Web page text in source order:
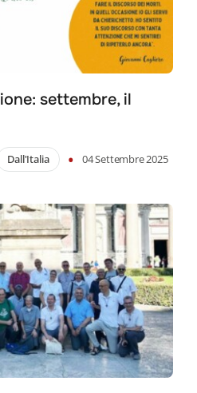
settembre, il
Dall'Italia • 04 Settembre 2025